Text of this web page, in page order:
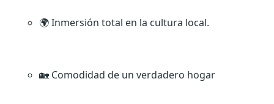
🌍 Inmersión total en la cultura local.
🏡 Comodidad de un verdadero hogar